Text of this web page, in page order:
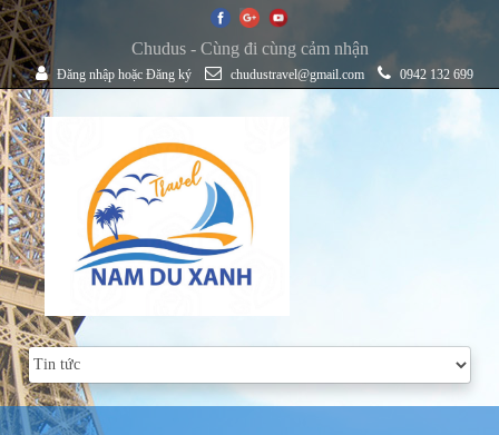
Chudus - Cùng đi cùng cảm nhận
Đăng nhập hoặc Đăng ký chudustravel@gmail.com 0942 132 699